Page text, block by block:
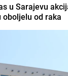
u Sarajevu
od raka